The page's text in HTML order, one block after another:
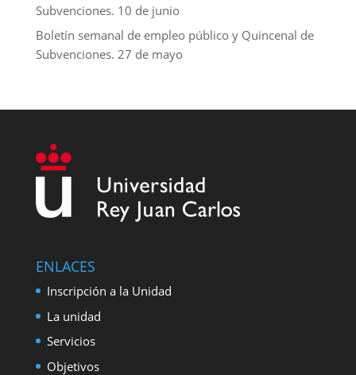
Subvenciones. 10 de junio
Boletín semanal de empleo público y Quincenal de
Subvenciones. 27 de mayo
ENLACES
Inscripción a la Unidad
La unidad
Servicios
Objetivos